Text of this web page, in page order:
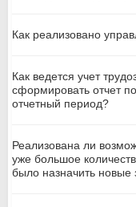
Как реализовано
Как ведется учет
сформировать отчет
отчетный период?
Реализована ли
уже большое
было назначить новые